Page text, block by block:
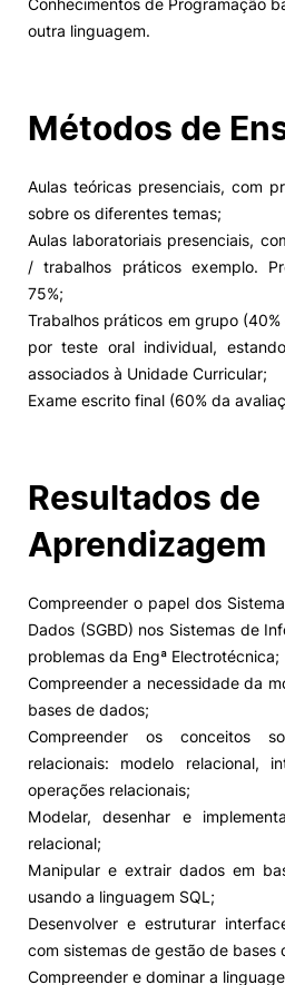
Alumni
Eventos
Conhecimentos de Programação
outra linguagem.
Métodos de
Aulas teóricas presenciais, com
sobre os diferentes temas;
Aulas laboratoriais presenciais,
/ trabalhos práticos exemplo.
75%;
Trabalhos práticos em grupo
por teste oral individual,
associados à Unidade Curricular;
Exame escrito final (60% da
Resultados de
Aprendizagem
Compreender o papel dos
Dados (SGBD) nos Sistemas de
problemas da Engª Electrotécnica;
Compreender a necessidade da
bases de dados;
Compreender os conceitos
relacionais: modelo relacional,
operações relacionais;
Modelar, desenhar e
relacional;
Manipular e extrair dados em
usando a linguagem SQL;
Desenvolver e estruturar
com sistemas de gestão de bases
Compreender e dominar a